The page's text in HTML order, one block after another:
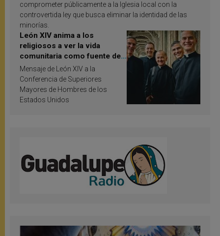
comprometer públicamente a la Iglesia local con la
controvertida ley que busca eliminar la identidad de las
minorías.
León XIV anima a los
religiosos a ver la vida
comunitaria como fuente de
inspiración y santificación
Mensaje de León XIV a la
Conferencia de Superiores
Mayores de Hombres de los
Estados Unidos